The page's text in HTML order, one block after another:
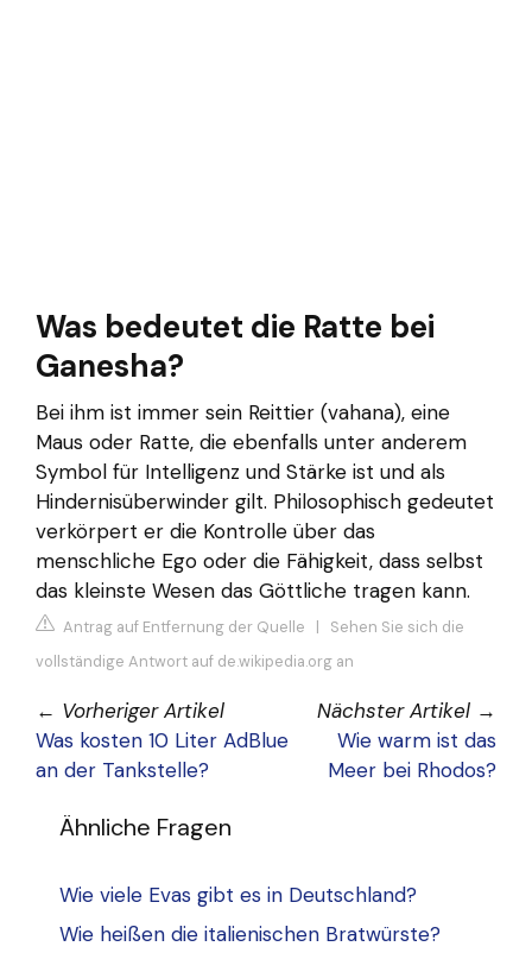
Was bedeutet die Ratte bei
Ganesha?
Bei ihm ist immer sein Reittier (vahana), eine
Maus oder Ratte, die ebenfalls unter anderem
Symbol für Intelligenz und Stärke ist und als
Hindernisüberwinder gilt. Philosophisch gedeutet
verkörpert er die Kontrolle über das
menschliche Ego oder die Fähigkeit, dass selbst
das kleinste Wesen das Göttliche tragen kann.
Antrag auf Entfernung der Quelle | Sehen Sie sich die
vollständige Antwort auf de.wikipedia.org an
← Vorheriger Artikel
Was kosten 10 Liter AdBlue
an der Tankstelle?
Nächster Artikel →
Wie warm ist das
Meer bei Rhodos?
Ähnliche Fragen
Wie viele Evas gibt es in Deutschland?
Wie heißen die italienischen Bratwürste?